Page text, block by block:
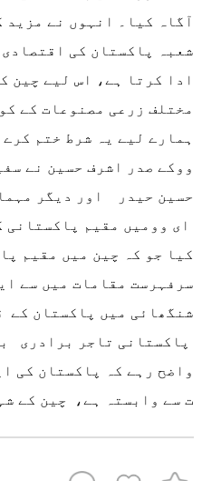
آگاہ کیا۔ انہوں نے
شعبہ پاکستان کی
ادا کرتا ہے، اس لیے چین
مختلف زرعی مصنوعات کے
ہمارے لیے یہ شرط ختم
ووکے صدر اشرف حسین نے
حسین حیدر اور دیگر
ای وومیں مقیم پاکستانی
کیا جو کہ چین میں مقیم
سرفہرست مقامات میں سے
شنگھائی میں پاکستان کے
پاکستانی تاجر برادری
واضح رہے کہ پاکستان کی
ت سے وابستہ ہے، چین کے